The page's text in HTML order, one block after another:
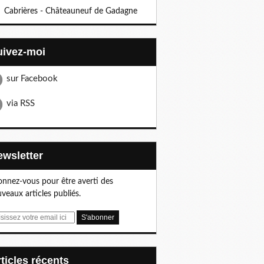
Cabrières - Châteauneuf de Gadagne
moi
sur Facebook
via RSS
vous pour être averti des
articles publiés.
récents